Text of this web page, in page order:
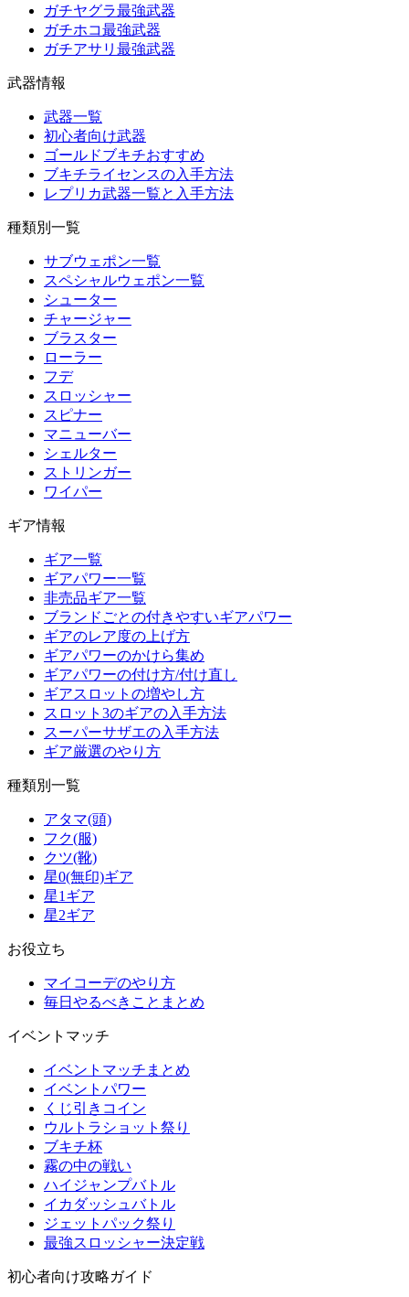
ガチヤグラ最強武器
ガチホコ最強武器
ガチアサリ最強武器
武器情報
武器一覧
初心者向け武器
ゴールドブキチおすすめ
ブキチライセンスの入手方法
レプリカ武器一覧と入手方法
種類別一覧
サブウェポン一覧
スペシャルウェポン一覧
シューター
チャージャー
ブラスター
ローラー
フデ
スロッシャー
スピナー
マニューバー
シェルター
ストリンガー
ワイパー
ギア情報
ギア一覧
ギアパワー一覧
非売品ギア一覧
ブランドごとの付きやすいギアパワー
ギアのレア度の上げ方
ギアパワーのかけら集め
ギアパワーの付け方/付け直し
ギアスロットの増やし方
スロット3のギアの入手方法
スーパーサザエの入手方法
ギア厳選のやり方
種類別一覧
アタマ(頭)
フク(服)
クツ(靴)
星0(無印)ギア
星1ギア
星2ギア
お役立ち
マイコーデのやり方
毎日やるべきことまとめ
イベントマッチ
イベントマッチまとめ
イベントパワー
くじ引きコイン
ウルトラショット祭り
ブキチ杯
霧の中の戦い
ハイジャンプバトル
イカダッシュバトル
ジェットパック祭り
最強スロッシャー決定戦
初心者向け攻略ガイド